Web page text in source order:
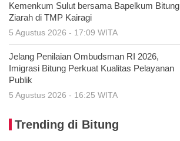
Kemenkum Sulut bersama Bapelkum Bitung
Ziarah di TMP Kairagi
5 Agustus 2026 - 17:09 WITA
Jelang Penilaian Ombudsman RI 2026,
Imigrasi Bitung Perkuat Kualitas Pelayanan
Publik
5 Agustus 2026 - 16:25 WITA
Trending di Bitung